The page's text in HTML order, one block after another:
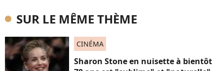
SUR LE MÊME THÈME
CINÉMA
Sharon Stone en nuisette à bientôt